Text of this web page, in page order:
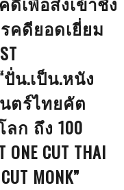
คดียอดเยี่ยม
“ปั่น.เป็น.หนัง
นตร์ไทยคัต
ก ถึง 100
ONE CUT THAI
MONK”